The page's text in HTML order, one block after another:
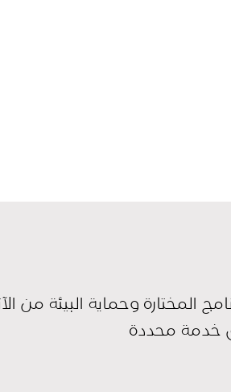
المختارة وحماية البيئة من
خدمة محددة